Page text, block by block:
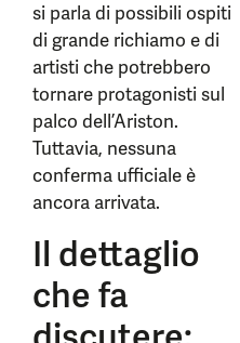
si parla di possibili ospiti
di grande richiamo e di
artisti che potrebbero
tornare protagonisti sul
palco dell’Ariston.
Tuttavia, nessuna
conferma ufficiale è
ancora arrivata.
Il dettaglio
che fa